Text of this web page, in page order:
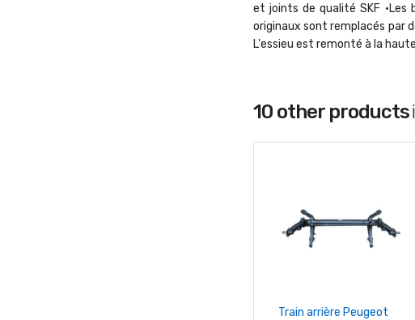
et joints de qualité SKF
originaux sont remplacés par
L'essieu est remonté à la
10 other products
+ Ajouter Au Panier
Train arrière Peugeot